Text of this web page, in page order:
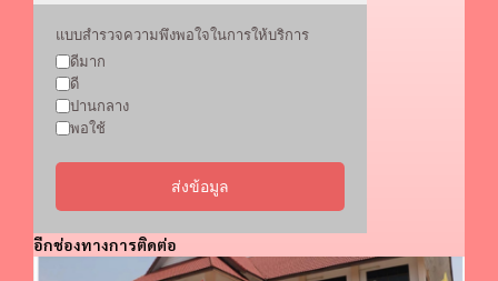
แบบสำรวจความพึงพอใจในการให้บริการ
ดีมาก
ดี
ปานกลาง
พอใช้
ส่งข้อมูล
อีกช่องทางการติดต่อ